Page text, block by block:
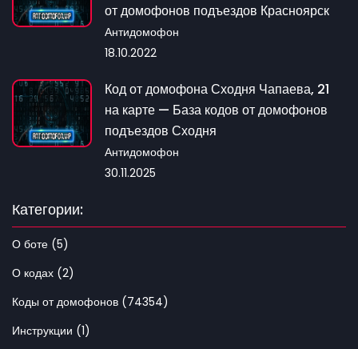
от домофонов подъездов Красноярск
Антидомофон
18.10.2022
Код от домофона Сходня Чапаева, 21
на карте — База кодов от домофонов
подъездов Сходня
Антидомофон
30.11.2025
Категории:
О боте (5)
О кодах (2)
Коды от домофонов (74354)
Инструкции (1)